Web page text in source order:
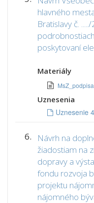
hlavného
Bratislavy č.
poskytovaní
Materiály
Uznesenia
Uznesenie
6.
Návrh na
žiadostiam na
dopravy a
fondu rozvoja
projektu
nájomného